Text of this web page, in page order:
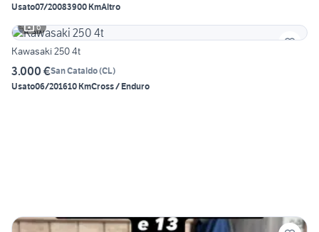
Usato07/20083900 KmAltro
6
Kawasaki 250 4t
3.000 €San Cataldo(CL)
Usato06/201610 KmCross / Enduro